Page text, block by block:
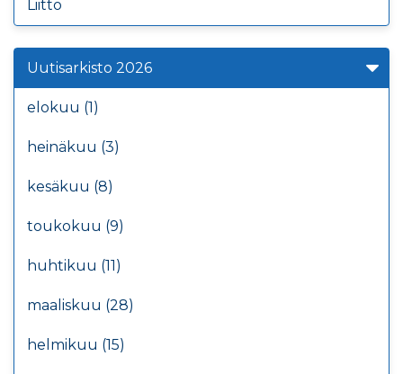
Liitto
Uutisarkisto 2026
elokuu (1)
heinäkuu (3)
kesäkuu (8)
toukokuu (9)
huhtikuu (11)
maaliskuu (28)
helmikuu (15)